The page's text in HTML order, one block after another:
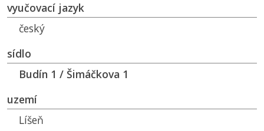
vyučovací jazyk
český
sídlo
Budín 1 / Šimáčkova 1
uzemí
Líšeň